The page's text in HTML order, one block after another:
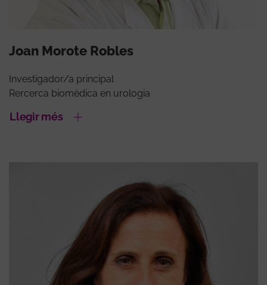
Joan Morote Robles
Investigador/a principal
Rercerca biomèdica en urologia
Llegir més